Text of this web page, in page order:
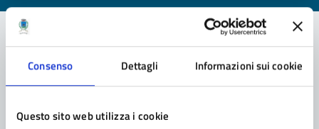
Consenso Dettagli Informazioni sui cookie
Questo sito web utilizza i cookie
Contatta il comune